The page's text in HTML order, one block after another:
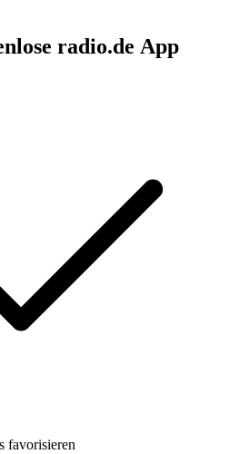
radio.de App
favorisieren